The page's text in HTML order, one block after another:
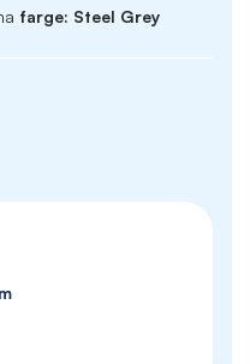
farge: Steel Grey